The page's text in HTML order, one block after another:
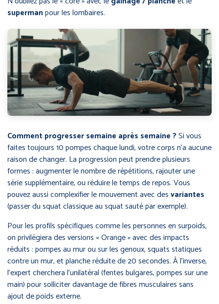
supermanpour les lombaires.
Comment progresser semaine après semaine ?Si vous
faites toujours 10 pompes chaque lundi, votre corps n’a aucune
raison de changer. La progression peut prendre plusieurs
formes : augmenter le nombre de répétitions, rajouter une
série supplémentaire, ou réduire le temps de repos. Vous
pouvez aussi complexifier le mouvement avec desvariantes
(passer du squat classique au squat sauté par exemple).
Pour les profils spécifiques comme les personnes en surpoids,
on privilégiera des versions « Orange » avec des impacts
réduits : pompes au mur ou sur les genoux, squats statiques
contre un mur, et planche réduite de 20 secondes. À l’inverse,
l’expert cherchera l’unilatéral (fentes bulgares, pompes sur une
main) pour solliciter davantage de fibres musculaires sans
ajout de poids externe.